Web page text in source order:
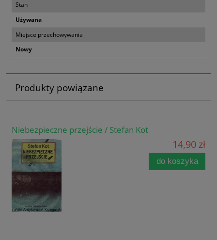
Stan
Używana
Miejsce przechowywania
Nowy
Produkty powiązane
Niebezpieczne przejście / Stefan Kot
14,90 zł
do koszyka